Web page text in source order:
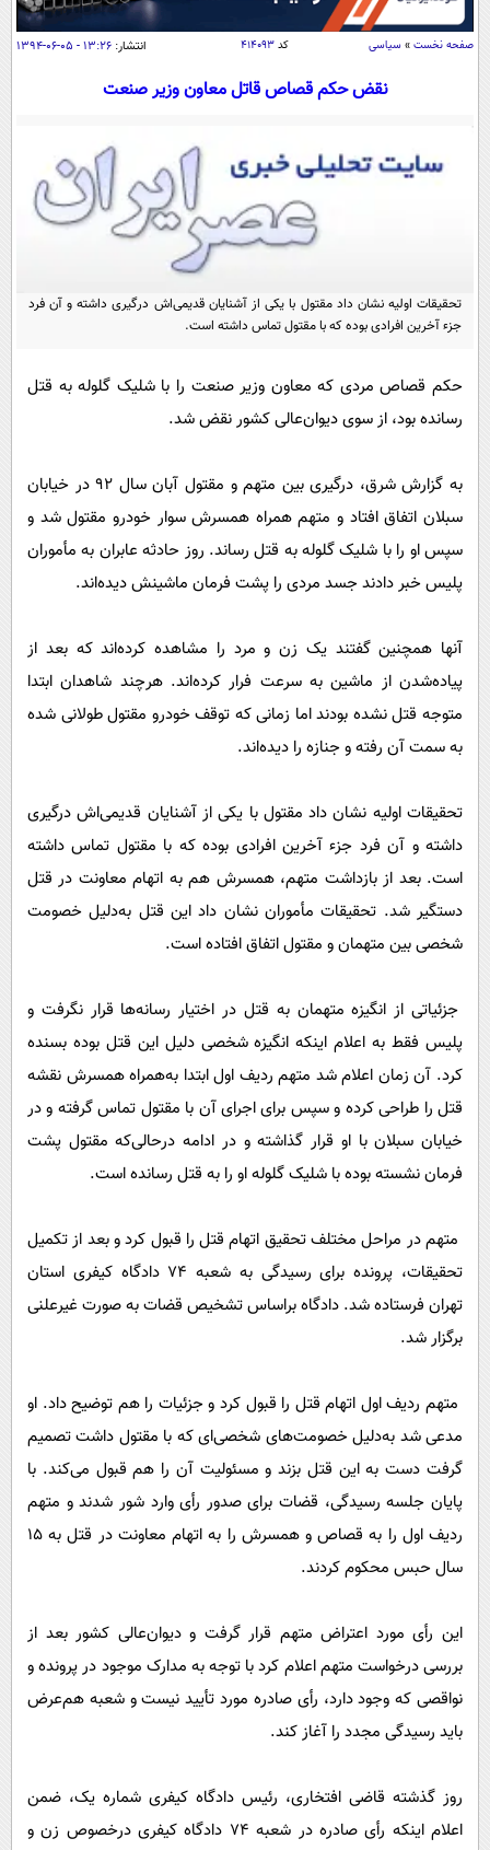
اقتصاد
اقتصادی
جامعه
حوادث
یک برش دانایی
سفر و تفریح
بین الملل
علم و دانش
علمی
گوناگون
باشگاه مغز
مجله تصویری سلاح
اقتصاد
ورزش
سرگرمی
گوناگون
محیط زیست
فرهنگی
اجتماعی
سیاست خارجی
عصر ایران 2
خواندنی ها و دیدنی ها
پیامک
آشپزی
آموزش زبان
صفحه نخست » سیاسی کد۴۱۴۰۹۳ انتشار: ۱۳:۲۶ - ۰۵-۰۶-۱۳۹۴
نقض حکم قصاص قاتل معاون وزیر صنعت
تحقیقات اولیه نشان داد مقتول با یکی از آشنایان قدیمی‌اش درگیری داشته و آن فرد
جزء آخرین افرادی بوده که با مقتول تماس داشته است.
حکم قصاص مردی که معاون وزیر صنعت را با شلیک گلوله به قتل
رسانده ‌بود، از سوی دیوان‌عالی کشور نقض شد.
به گزارش شرق، درگیری بین متهم و مقتول آبان سال ٩٢ در خیابان
سبلان اتفاق افتاد و متهم همراه همسرش سوار خودرو مقتول شد و
سپس او را با شلیک گلوله به قتل رساند. روز حادثه عابران به مأموران
پلیس خبر دادند جسد مردی را پشت ‌فرمان ماشینش دیده‌اند.
آنها همچنین گفتند یک زن و مرد را مشاهده کرده‌اند که بعد از
پیاده‌‌شدن از ماشین به سرعت فرار کرده‌اند. هرچند شاهدان ابتدا
متوجه قتل نشده ‌بودند اما زمانی که توقف خودرو مقتول طولانی‌ شده
به سمت آن رفته و جنازه را دیده‌اند.
تحقیقات اولیه نشان داد مقتول با یکی از آشنایان قدیمی‌اش درگیری
داشته و آن فرد جزء آخرین افرادی بوده که با مقتول تماس داشته
است. بعد از بازداشت متهم، همسرش هم به اتهام معاونت در قتل
دستگیر شد. تحقیقات مأموران نشان داد این قتل به‌دلیل خصومت
شخصی بین متهمان و مقتول اتفاق افتاده ‌است.
جزئیاتی از انگیزه متهمان به قتل در اختیار رسانه‌ها قرار نگرفت و
پلیس فقط به اعلام اینکه انگیزه شخصی دلیل این قتل بوده بسنده‌
کرد. آن زمان اعلام شد متهم ردیف اول ابتدا به‌همراه همسرش نقشه
قتل را طراحی کرده و سپس برای اجرای آن با مقتول تماس گرفته و در
خیابان سبلان با او قرار گذاشته‌ و در ادامه درحالی‌که مقتول پشت
‌فرمان نشسته‌ بوده با شلیک گلوله او را به قتل رسانده ‌است.
متهم در مراحل مختلف تحقیق اتهام قتل را قبول کرد و بعد از تکمیل
تحقیقات، پرونده برای رسیدگی به شعبه ٧٤ دادگاه کیفری استان
تهران فرستاده ‌شد. دادگاه براساس تشخیص قضات به صورت غیرعلنی
برگزار شد.
متهم ردیف اول اتهام قتل را قبول کرد و جزئیات را هم توضیح داد. او
مدعی ‌شد به‌دلیل خصومت‌های شخصی‌ای که با مقتول داشت تصمیم
گرفت دست به این قتل بزند و مسئولیت آن را هم قبول می‌کند. با
پایان جلسه رسیدگی، قضات برای صدور رأی وارد شور شدند و متهم
ردیف اول را به قصاص و همسرش را به اتهام معاونت در قتل به ١٥
سال حبس محکوم کردند.
این رأی مورد اعتراض متهم قرار گرفت و دیوان‌عالی کشور بعد از
بررسی درخواست متهم اعلام کرد با توجه به مدارک موجود در پرونده و
نواقصی که وجود دارد، رأی صادره مورد تأیید نیست و شعبه هم‌عرض
باید رسیدگی مجدد را آغاز کند.
روز گذشته قاضی افتخاری، رئیس دادگاه کیفری شماره یک، ضمن
اعلام اینکه رأی صادره در شعبه ٧٤ دادگاه کیفری درخصوص زن و